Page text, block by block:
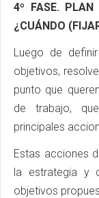
4º FASE. PLAN
¿CUÁNDO
Luego de
objetivos,
punto que
de trabajo,
principales
Estas acciones
la estrategia y
objetivos